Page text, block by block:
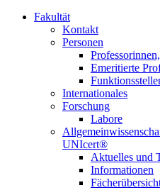
Fakultät
Kontakt
Personen
Emeritierte
Internationales
Forschung
Labore
UNIcert®
Aktuelles und
Informationen